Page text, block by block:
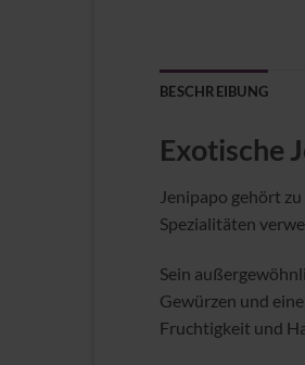
BESCHREIBUNG
Exotische
Jenipapo gehört
Spezialitäten
Sein
Gewürzen und
Fruchtigkeit und